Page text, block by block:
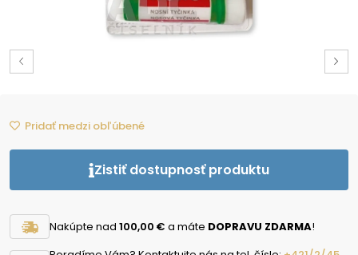
Pridať medzi obľúbené
Zistiť dostupnosť produktu
Nakúpte nad 100,00 € a máte DOPRAVU ZDARMA!